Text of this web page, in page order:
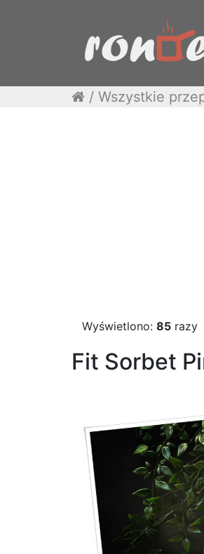
/ Wszystkie
Wyświetlono: 85 razy
Fit Sorbet